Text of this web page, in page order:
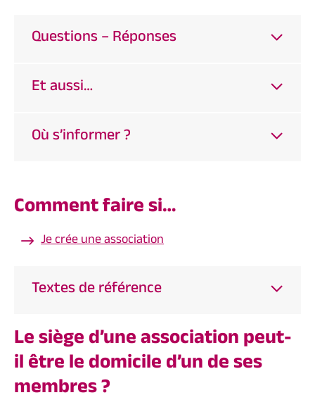
Questions – Réponses
Et aussi…
Où s’informer ?
Comment faire si…
Je crée une association
Textes de référence
Le siège d’une association peut-
il être le domicile d’un de ses
membres ?